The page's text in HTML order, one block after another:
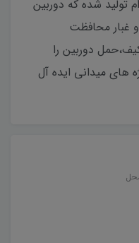
تولید شده که دوربین
و غبار محافظت
دوربین را
های میدانی ایده آل